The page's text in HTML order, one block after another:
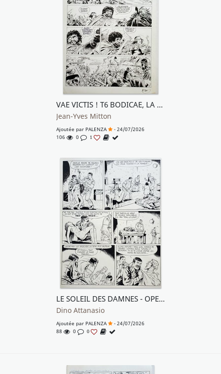
VAE VICTIS ! T6 BODICAE, LA GUERRIERE FOLLE
Jean-Yves Mitton
Ajoutée par PALENZA
- 24/07/2026
106
0 1
LE SOLEIL DES DAMNES - OPERATION EDELWEISS
Dino Attanasio
Ajoutée par PALENZA
- 24/07/2026
88
0 0